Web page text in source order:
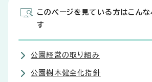
このページを見ている方はこんな
す
公園経営の取り組み
公園樹木健全化指針